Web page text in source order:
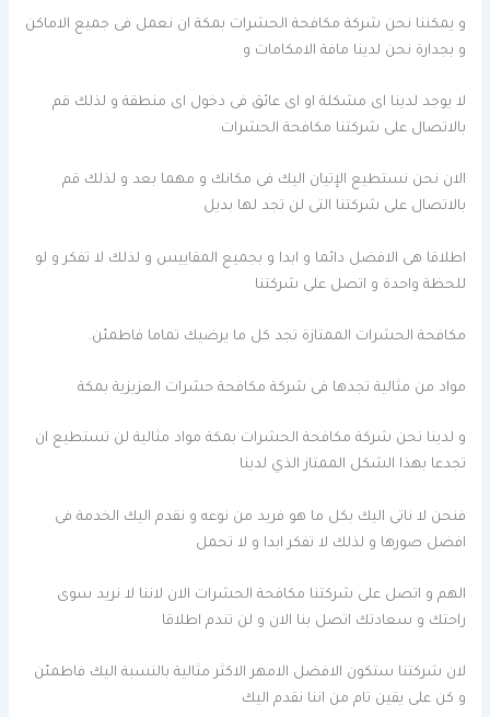
و يمكننا نحن شركة مكافحة الحشرات بمكة ان نعمل فى جميع الاماكن
و بجدارة نحن لدينا مافة الامكامات و
لا يوجد لدينا اى مشكلة او اى عائق فى دخول اى منطقة و لذلك قم
بالاتصال على شركتنا مكافحة الحشرات
الان نحن نستطيع الإتيان اليك فى مكانك و مهما بعد و لذلك قم
بالاتصال على شركتنا التى لن تجد لها بديل
اطلاقا هى الافضل دائما و ابدا و بجميع المقاييس و لذلك لا تفكر و لو
للحظة واحدة و اتصل على شركتنا
مكافحة الحشرات الممتازة تجد كل ما يرضيك تماما فاطمئن.
مواد من مثالية تجدها فى شركة مكافحة حشرات العزيزية بمكة
و لدينا نحن شركة مكافحة الحشرات بمكة مواد مثالية لن تستطيع ان
تجدعا بهذا الشكل الممتاز الذي لدينا
فنحن لا ناتى اليك بكل ما هو فريد من نوعه و نقدم اليك الخدمة فى
افضل صورها و لذلك لا تفكر ابدا و لا تحمل
الهم و اتصل على شركتنا مكافحة الحشرات الان لاننا لا نريد سوى
راحتك و سعادتك اتصل بنا الان و لن تندم اطلاقا
لان شركتنا ستكون الافضل الامهر الاكثر مثالية بالنسبة اليك فاطمئن
و كن على يقين تام من اننا نقدم اليك